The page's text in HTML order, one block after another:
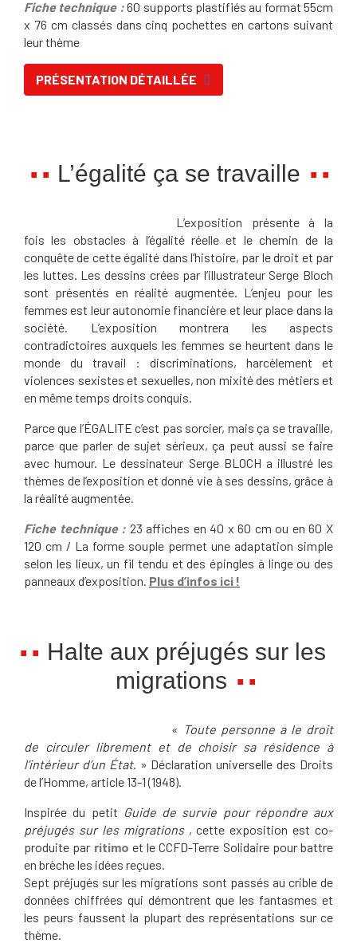
Fiche technique :60 supports plastifiés au format 55cm
x 76 cm classés dans cinq pochettes en cartons suivant
leur thème
PRÉSENTATION DÉTAILLÉE
L’égalité ça se travaille
L’exposition présente à la
fois les obstacles à l’égalité réelle et le chemin de la
conquête de cette égalité dans l’histoire, par le droit et par
les luttes. Les dessins crées par l’illustrateur Serge Bloch
sont présentés en réalité augmentée. L’enjeu pour les
femmes est leur autonomie financière et leur place dans la
société. L’exposition montrera les aspects
contradictoires auxquels les femmes se heurtent dans le
monde du travail : discriminations, harcèlement et
violences sexistes et sexuelles, non mixité des métiers et
en même temps droits conquis.
Parce que l’ÉGALITE c’est pas sorcier, mais ça se travaille,
parce que parler de sujet sérieux, ça peut aussi se faire
avec humour. Le dessinateur Serge BLOCH a illustré les
thèmes de l’exposition et donné vie à ses dessins, grâce à
la réalité augmentée.
Fiche technique : 23 affiches en 40 x 60 cm ou en 60 X
120 cm / La forme souple permet une adaptation simple
selon les lieux, un fil tendu et des épingles à linge ou des
panneaux d’exposition. Plus d’infos ici !
Halte aux préjugés sur les
migrations
« Toute personne a le droit
de circuler librement et de choisir sa résidence à
l’intérieur d’un État. » Déclaration universelle des Droits
de l’Homme, article 13-1 (1948).
Inspirée du petit Guide de survie pour répondre aux
préjugés sur les migrations, cette exposition est co-
produite par ritimo et le CCFD-Terre Solidaire pour battre
en brèche les idées reçues.
Sept préjugés sur les migrations sont passés au crible de
données chiffrées qui démontrent que les fantasmes et
les peurs faussent la plupart des représentations sur ce
thème.